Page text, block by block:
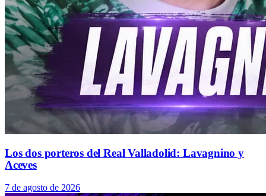
Los dos porteros del Real Valladolid: Lavagnino y
Aceves
7 de agosto de 2026